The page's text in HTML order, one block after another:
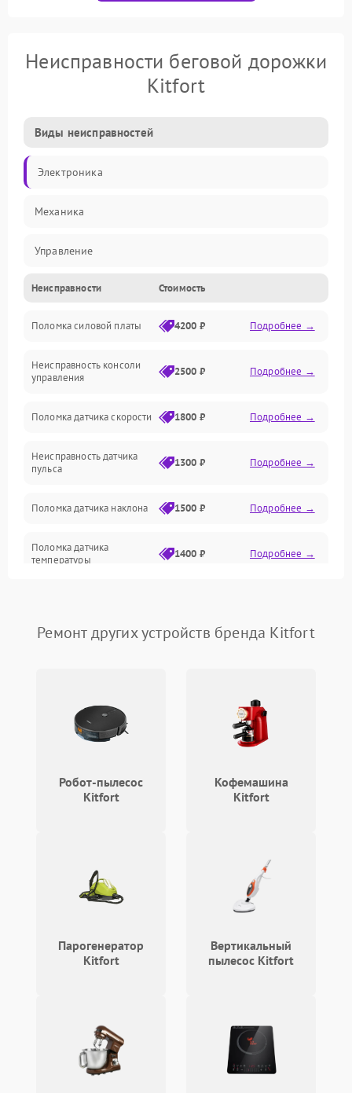
Неисправности беговой дорожки
Kitfort
Виды неисправностей
Электроника
Механика
Управление
Электропитание
Электрика
Механические повреждения
Неисправности Стоимость
Поломка силовой платы 4200 ₽ Подробнее →
Неисправность консоли
управления
2500 ₽ Подробнее →
Поломка датчика скорости 1800 ₽ Подробнее →
Неисправность датчика
пульса
1300 ₽ Подробнее →
Поломка датчика наклона 1500 ₽ Подробнее →
Поломка датчика
температуры
1400 ₽ Подробнее →
Поломка датчика шагов Подробнее →
Неисправность системы
Подробнее →
Ремонт других устройств бренда Kitfort
Робот-пылесос
Kitfort
Кофемашина
Kitfort
Парогенератор
Kitfort
Вертикальный
пылесос Kitfort